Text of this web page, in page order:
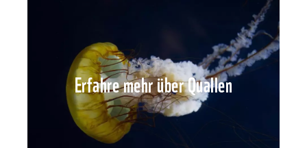
Erfahre mehr über Quallen